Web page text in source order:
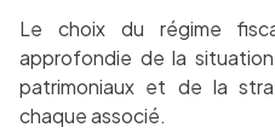
Le choix du régime
approfondie de la
patrimoniaux et de la
chaque associé.